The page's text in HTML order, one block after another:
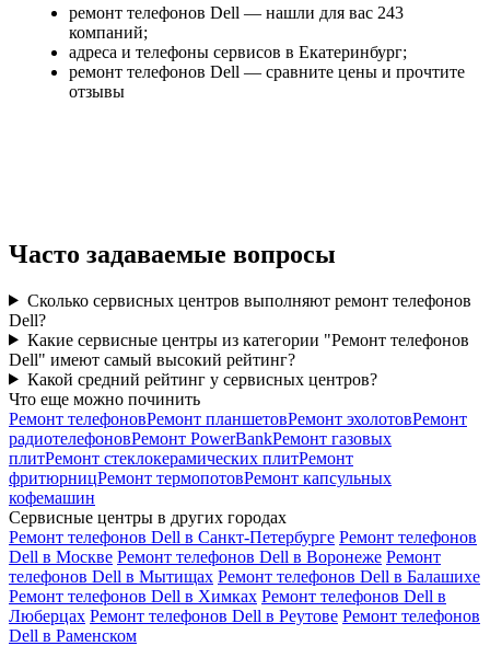
ремонт телефонов Dell — нашли для вас 243
компаний;
адреса и телефоны сервисов в Екатеринбург;
ремонт телефонов Dell — сравните цены и прочтите
отзывы
Часто задаваемые вопросы
Сколько сервисных центров выполняют ремонт телефонов
Dell?
Какие сервисные центры из категории "Ремонт телефонов
Dell" имеют самый высокий рейтинг?
Какой средний рейтинг у сервисных центров?
Что еще можно починить
Ремонт телефоновРемонт планшетовРемонт эхолотовРемонт
радиотелефоновРемонт PowerBankРемонт газовых
плитРемонт стеклокерамических плитРемонт
фритюрницРемонт термопотовРемонт капсульных
кофемашин
Сервисные центры в других городах
Ремонт телефонов Dell в Санкт-Петербурге Ремонт телефонов
Dell в Москве Ремонт телефонов Dell в Воронеже Ремонт
телефонов Dell в Мытищах Ремонт телефонов Dell в Балашихе
Ремонт телефонов Dell в Химках Ремонт телефонов Dell в
Люберцах Ремонт телефонов Dell в Реутове Ремонт телефонов
Dell в Раменском